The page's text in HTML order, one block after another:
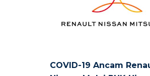
COVID-19 Ancam